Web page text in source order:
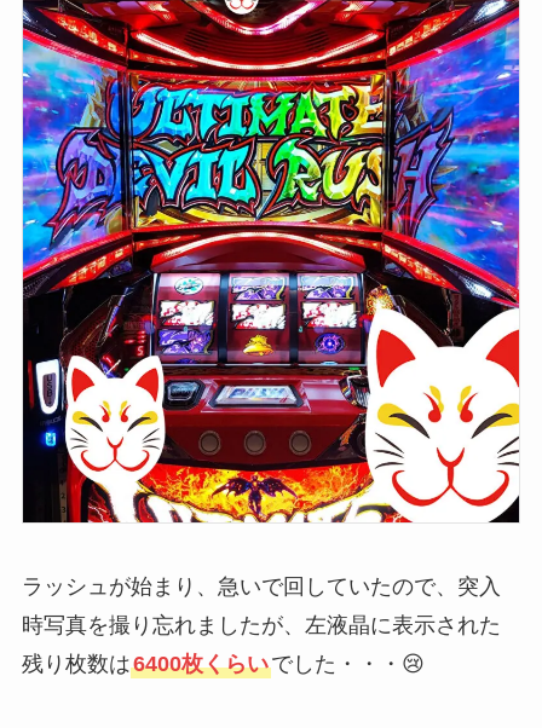
ラッシュが始まり、急いで回していたので、突入
時写真を撮り忘れましたが、左液晶に表示された
残り枚数は6400枚くらいでした・・・😢